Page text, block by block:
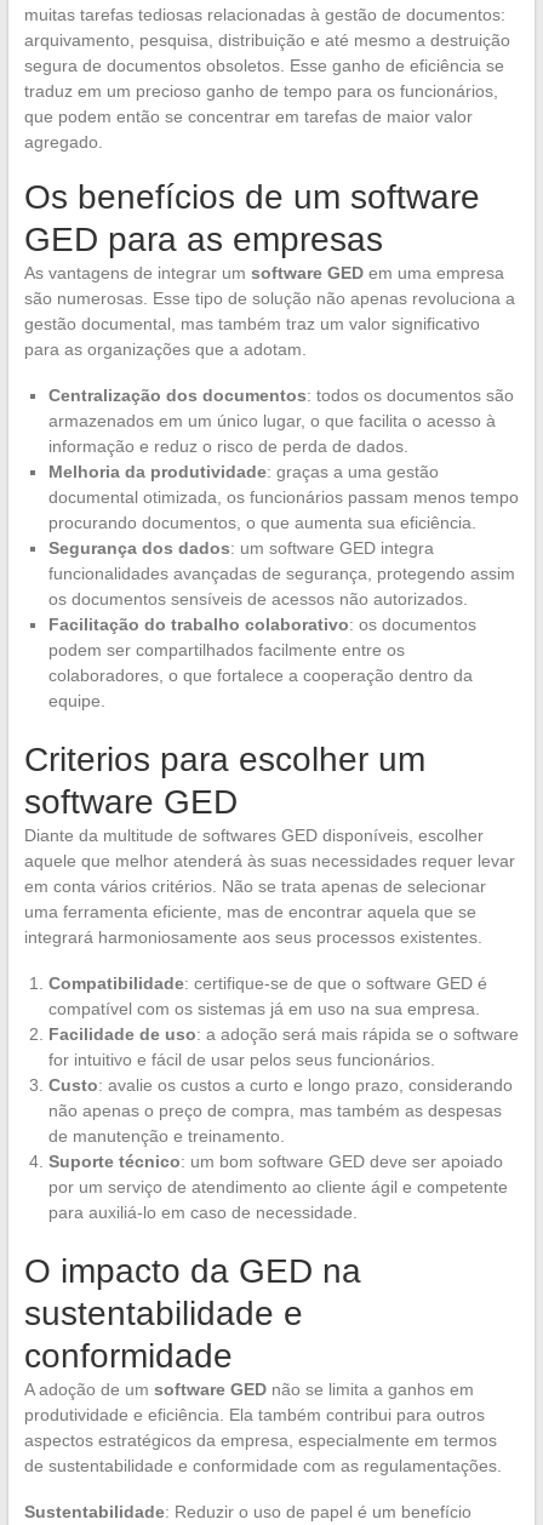
muitas tarefas tediosas relacionadas à gestão de documentos:
arquivamento, pesquisa, distribuição e até mesmo a destruição
segura de documentos obsoletos. Esse ganho de eficiência se
traduz em um precioso ganho de tempo para os funcionários,
que podem então se concentrar em tarefas de maior valor
agregado.
Os benefícios de um software
GED para as empresas
As vantagens de integrar um software GEDem uma empresa
são numerosas. Esse tipo de solução não apenas revoluciona a
gestão documental, mas também traz um valor significativo
para as organizações que a adotam.
Centralização dos documentos: todos os documentos são
armazenados em um único lugar, o que facilita o acesso à
informação e reduz o risco de perda de dados.
Melhoria da produtividade: graças a uma gestão
documental otimizada, os funcionários passam menos tempo
procurando documentos, o que aumenta sua eficiência.
Segurança dos dados: um software GED integra
funcionalidades avançadas de segurança, protegendo assim
os documentos sensíveis de acessos não autorizados.
Facilitação do trabalho colaborativo: os documentos
podem ser compartilhados facilmente entre os
colaboradores, o que fortalece a cooperação dentro da
equipe.
Criterios para escolher um
software GED
Diante da multitude de softwares GED disponíveis, escolher
aquele que melhor atenderá às suas necessidades requer levar
em conta vários critérios. Não se trata apenas de selecionar
uma ferramenta eficiente, mas de encontrar aquela que se
integrará harmoniosamente aos seus processos existentes.
Compatibilidade: certifique-se de que o software GED é
compatível com os sistemas já em uso na sua empresa.
Facilidade de uso: a adoção será mais rápida se o software
for intuitivo e fácil de usar pelos seus funcionários.
Custo: avalie os custos a curto e longo prazo, considerando
não apenas o preço de compra, mas também as despesas
de manutenção e treinamento.
Suporte técnico: um bom software GED deve ser apoiado
por um serviço de atendimento ao cliente ágil e competente
para auxiliá-lo em caso de necessidade.
O impacto da GED na
sustentabilidade e
conformidade
A adoção de um software GEDnão se limita a ganhos em
produtividade e eficiência. Ela também contribui para outros
aspectos estratégicos da empresa, especialmente em termos
de sustentabilidade e conformidade com as regulamentações.
Sustentabilidade: Reduzir o uso de papel é um benefício